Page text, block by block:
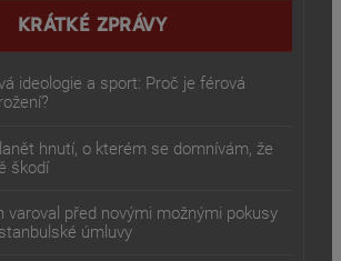
KRÁTKÉ ZPRÁVY
ideologie a sport: Proč je férová
hnutí, o kterém se domnívám, že
škodí
varoval před novými možnými pokusy
úmluvy